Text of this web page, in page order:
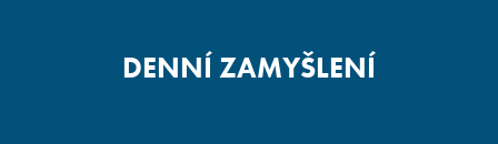
DENNÍ ZAMYŠLENÍ